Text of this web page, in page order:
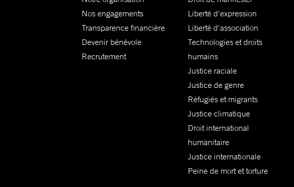
Nos engagements
Transparence financière
Devenir bénévole
Recrutement
Liberté d'expression
Liberté d'association
Technologies et droits
humains
Justice raciale
Justice de genre
Réfugiés et migrants
Justice climatique
Droit international
humanitaire
Justice internationale
Peine de mort et torture